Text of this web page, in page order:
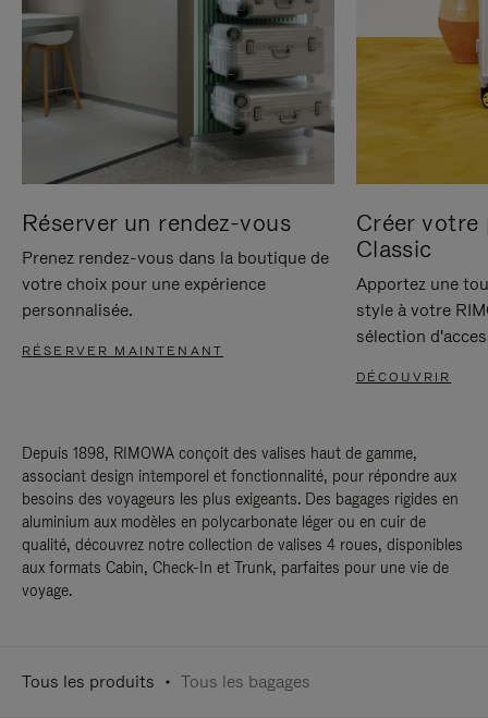
Réserver un rendez-vous
Prenez rendez-vous dans la boutique de
votre choix pour une expérience
personnalisée.
RÉSERVER MAINTENANT
Créer votre
Classic
Apportez une
style à votre
sélection
DÉCOUVRIR
Depuis 1898, RIMOWA conçoit des valises haut de gamme,
associant design intemporel et fonctionnalité, pour répondre aux
besoins des voyageurs les plus exigeants. Des bagages rigides en
aluminium aux modèles en polycarbonate léger ou en cuir de
qualité, découvrez notre collection de valises 4 roues, disponibles
aux formats Cabin, Check-In et Trunk, parfaites pour une vie de
voyage.
Tous les produits Tous les bagages